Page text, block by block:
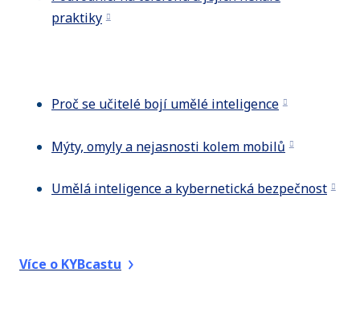
praktiky
Proč se učitelé bojí umělé inteligence
Mýty, omyly a nejasnosti kolem mobilů
Umělá inteligence a kybernetická bezpečnost
Více o KYBcastu